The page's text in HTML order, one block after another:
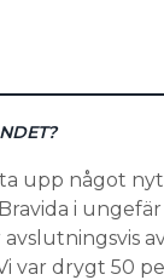
upp något
i ungefär
var drygt 50